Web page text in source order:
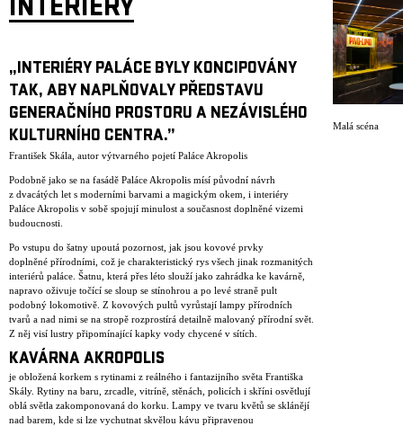
INTERIÉRY
„INTERIÉRY PALÁCE BYLY KONCIPOVÁNY
TAK, ABY NAPLŇOVALY PŘEDSTAVU
GENERAČNÍHO PROSTORU A NEZÁVISLÉHO
KULTURNÍHO CENTRA.”
František Skála, autor výtvarného pojetí Paláce Akropolis
Podobně jako se na fasádě Paláce Akropolis mísí původní návrh
z dvacátých let s moderními barvami a magickým okem, i interiéry
Paláce Akropolis v sobě spojují minulost a současnost doplněné vizemi
budoucnosti.
Po vstupu do šatny upoutá pozornost, jak jsou kovové prvky
doplněné přírodními, což je charakteristický rys všech jinak rozmanitých
interiérů paláce. Šatnu, která přes léto slouží jako zahrádka ke kavárně,
napravo oživuje točící se sloup se stínohrou a po levé straně pult
podobný lokomotivě. Z kovových pultů vyrůstají lampy přírodních
tvarů a nad nimi se na stropě rozprostírá detailně malovaný přírodní svět.
Z něj visí lustry připomínající kapky vody chycené v sítích.
KAVÁRNA AKROPOLIS
je obložená korkem s rytinami z reálného i fantazijního světa Františka
Skály. Rytiny na baru, zrcadle, vitríně, stěnách, policích i skříni osvětlují
oblá světla zakomponovaná do korku. Lampy ve tvaru květů se sklánějí
nad barem, kde si lze vychutnat skvělou kávu připravenou
Malá scéna